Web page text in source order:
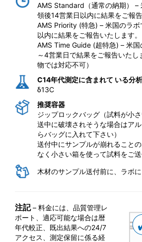
AMS Standard（通常の納期） –
領後14営業日以内に結果をご報告
AMS Priority (特急) – 米国のラ
以内に結果をご報告いたします。
AMS Time Guide (超特急) – 米
～4営業日で結果をご報告いた
物では対応不可）
C14年代測定に含まれて いる分
δ13C
推奨容器
ジップロックバッグ（試料が小
送中に破壊されそうな場合はア
らバッグに入れて下さい）
送付中にサンプルが崩れること
なく小さい箱を使って試料をご送
木材のサンプル送付前に、ラボに
注記– 料金には、品質管理レ
ポート、適応可能な場合は暦
年代較正、既出結果への24/7
アクセス、測定保留に係る経